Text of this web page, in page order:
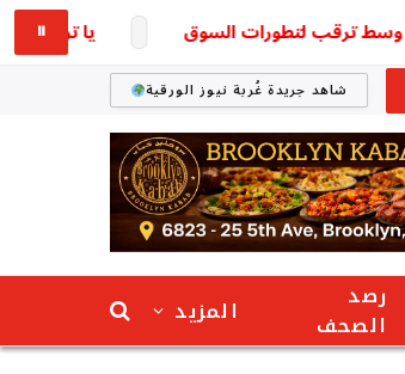
يا ترى وصل⏸
شاهد جريدة غُربة نيوز الورقية
رصد
الصحف
المزيد